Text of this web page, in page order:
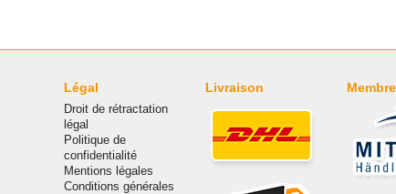
Légal
Droit de rétractation
légal
Politique de
confidentialité
Mentions légales
Conditions générales
Livraison